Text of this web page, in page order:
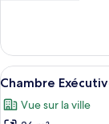
grand
lit
le
type
de
Chambre
Afficher
toutes
les
9
Chambre
Vue sur la ville